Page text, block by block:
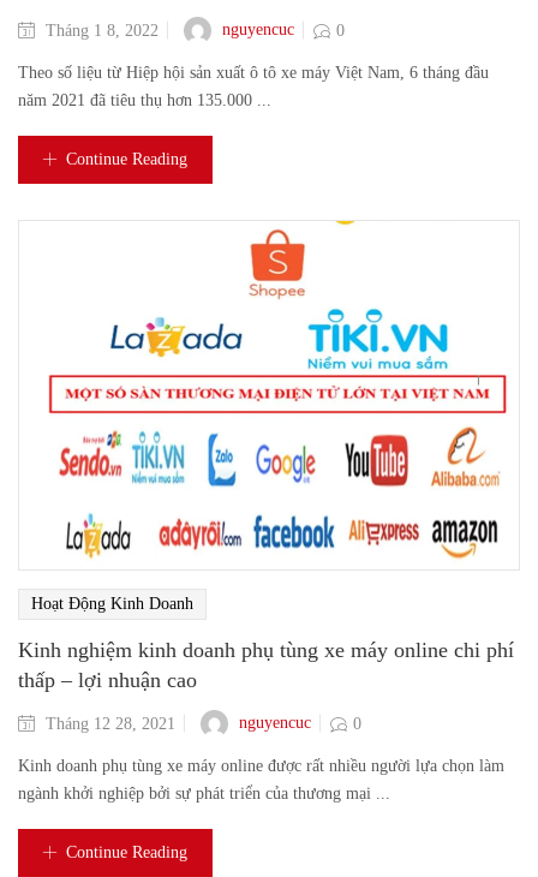
Tháng 1 8, 2022 nguyencuc 0
Theo số liệu từ Hiệp hội sản xuất ô tô xe máy Việt Nam, 6 tháng đầu
năm 2021 đã tiêu thụ hơn 135.000 ...
Continue Reading
Hoạt Động Kinh Doanh
Kinh nghiệm kinh doanh phụ tùng xe máy online chi phí
thấp – lợi nhuận cao
Tháng 12 28, 2021 nguyencuc 0
Kinh doanh phụ tùng xe máy online được rất nhiều người lựa chọn làm
ngành khởi nghiệp bởi sự phát triển của thương mại ...
Continue Reading